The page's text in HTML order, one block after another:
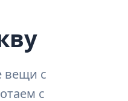
вещи с
с